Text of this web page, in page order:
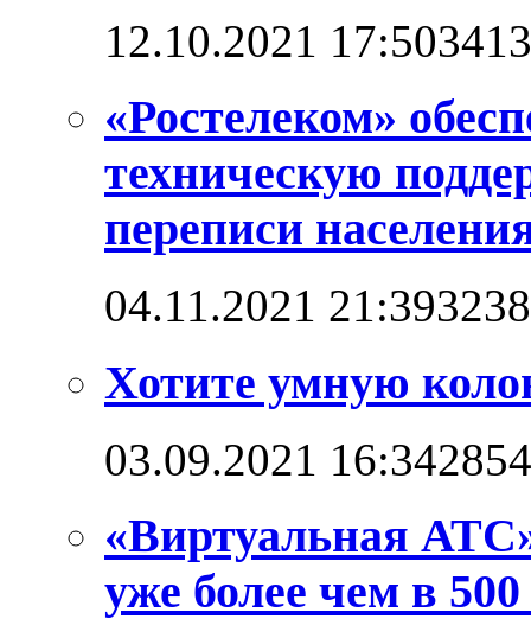
12.10.2021 17:50
«Ростелеком»
техническую
переписи
04.11.2021 21:39
Хотите умную
03.09.2021 16:34
«Виртуальная
уже более чем в 500